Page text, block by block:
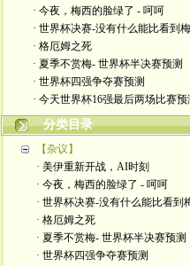
· 今夜，梅西的脸绿了 - 呵呵
· 世界杯决赛-没有什么能比看到梅
· 格厄姆之死
· 夏季不赏梅- 世界杯半决赛预测
· 世界杯四强争夺赛预测
· 今天世界杯16强最后两场比赛预
分类目录
【杂议】
· 美伊重新开战，AI时刻
· 今夜，梅西的脸绿了 - 呵呵
· 世界杯决赛-没有什么能比看到
· 格厄姆之死
· 夏季不赏梅- 世界杯半决赛预测
· 世界杯四强争夺赛预测